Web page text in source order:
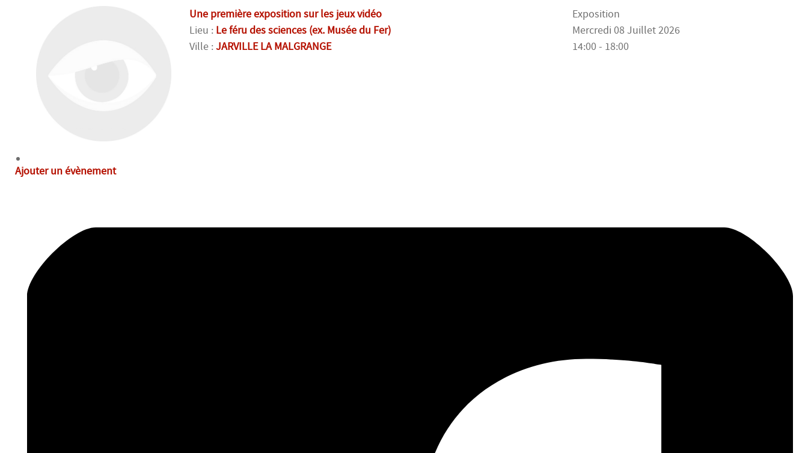
Une première exposition sur les jeux vidéo
Lieu : Le féru des sciences (ex. Musée du Fer)
Ville : JARVILLE LA MALGRANGE
Exposition
Mercredi 08 Juillet 2026
14:00 - 18:00
Ajouter un évènement